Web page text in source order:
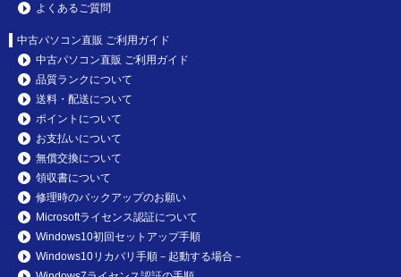
よくあるご質問
中古パソコン直販 ご利用ガイド
中古パソコン直販 ご利用ガイド
品質ランクについて
送料・配送について
ポイントについて
お支払いについて
無償交換について
領収書について
修理時のバックアップのお願い
Microsoftライセンス認証について
Windows10初回セットアップ手順
Windows10リカバリ手順－起動する場合－